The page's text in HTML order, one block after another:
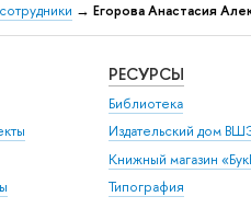
→ Егорова Анастасия
РЕСУРСЫ
Библиотека
Издательский дом
Книжный магазин
Типография